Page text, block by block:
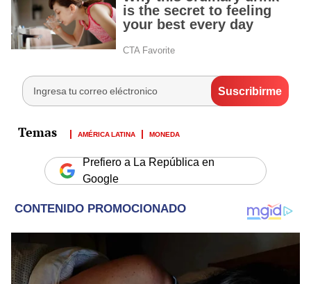
AMÉRICA LATINA MONEDA
Prefiero a La República en
Google